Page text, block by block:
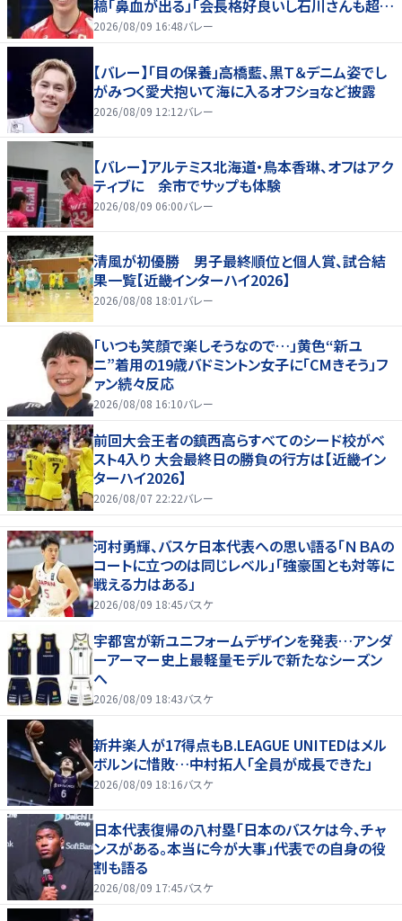
稿「鼻血が出る」「会長格好良いし石川さんも超格
好いい」
2026/08/09 16:48バレー
【バレー】「目の保養」高橋藍、黒Ｔ＆デニム姿でし
がみつく愛犬抱いて海に入るオフショなど披露
2026/08/09 12:12バレー
【バレー】アルテミス北海道・鳥本香琳、オフはアク
ティブに 余市でサップも体験
2026/08/09 06:00バレー
清風が初優勝 男子最終順位と個人賞、試合結
果一覧【近畿インターハイ2026】
2026/08/08 18:01 バレー
「いつも笑顔で楽しそうなので…」黄色“新ユ
ニ”着用の19歳バドミントン女子に「CMきそう」フ
ァン続々反応
2026/08/08 16:10バレー
前回大会王者の鎮西高らすべてのシード校がベ
スト4入り 大会最終日の勝負の行方は【近畿イン
ターハイ2026】
2026/08/07 22:22バレー
河村勇輝、バスケ日本代表への思い語る「ＮＢＡの
コートに立つのは同じレベル」「強豪国とも対等に
戦える力はある」
2026/08/09 18:45バスケ
宇都宮が新ユニフォームデザインを発表…アンダ
ーアーマー史上最軽量モデルで新たなシーズン
へ
2026/08/09 18:43バスケ
新井楽人が17得点もB.LEAGUE UNITEDはメル
ボルンに惜敗…中村拓人「全員が成長できた」
2026/08/09 18:16バスケ
日本代表復帰の八村塁「日本のバスケは今、チャ
ンスがある。本当に今が大事」代表での自身の役
割も語る
2026/08/09 17:45バスケ